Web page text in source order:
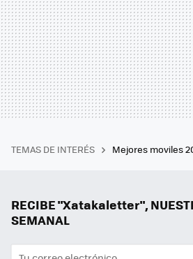
TEMAS DE INTERÉS Mejores moviles
RECIBE "Xatakaletter",
SEMANAL